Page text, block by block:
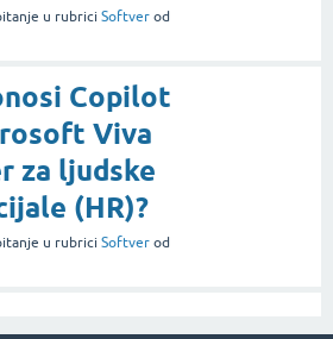
u rubrici Softver od
Copilot
Viva
za ljudske
(HR)?
u rubrici Softver od